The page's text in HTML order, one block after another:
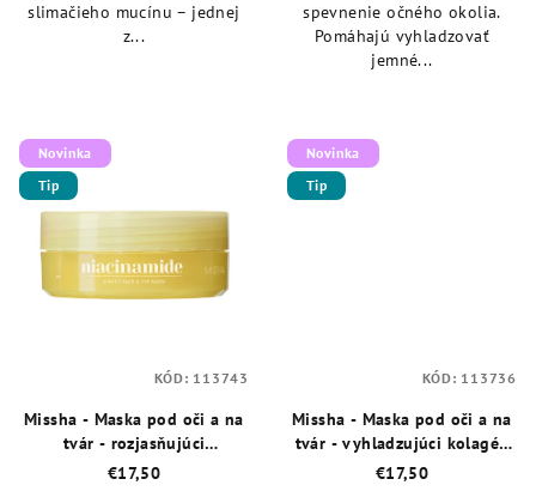
slimačieho mucínu – jednej
z...
spevnenie očného okolia.
Pomáhajú vyhladzovať
jemné...
Novinka
Tip
Missha - Maska pod oči a na
tvár - rozjasňujúci
niacínamid 60 ks
€17,50
KÓD: 113743
Novinka
Tip
Missha - Maska pod oči a na
tvár - vyhladzujúci kolagén
60 ks
€17,50
KÓD: 113736